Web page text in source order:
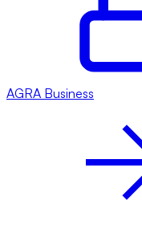
AGRA Business